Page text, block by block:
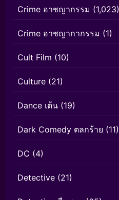
Crime อาชญากรรม (1,023)
Crime อาชญากากรรม (1)
Cult Film (10)
Culture (21)
Dance เต้น (19)
Dark Comedy ตลกร้าย (11)
DC (4)
Detective (21)